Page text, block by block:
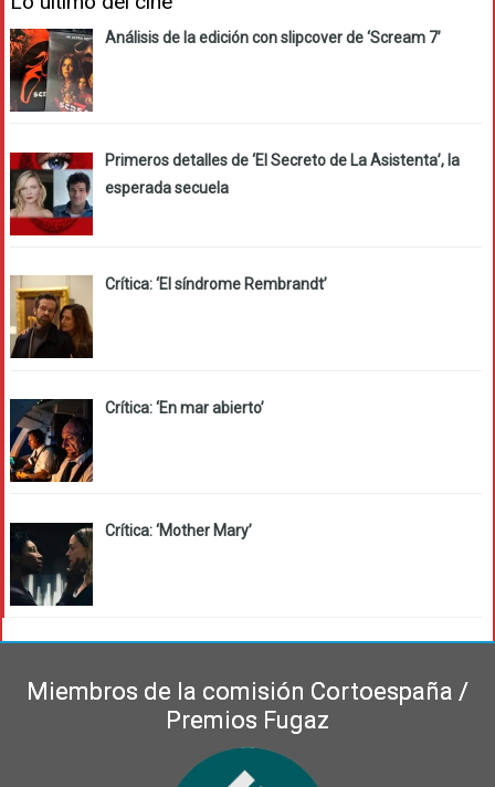
Análisis de la edición con slipcover de ‘Scream 7’
Primeros detalles de ‘El Secreto de La Asistenta’, la
esperada secuela
Crítica: ‘El síndrome Rembrandt’
Crítica: ‘En mar abierto’
Crítica: ‘Mother Mary’
Miembros de la comisión Cortoespaña /
Premios Fugaz